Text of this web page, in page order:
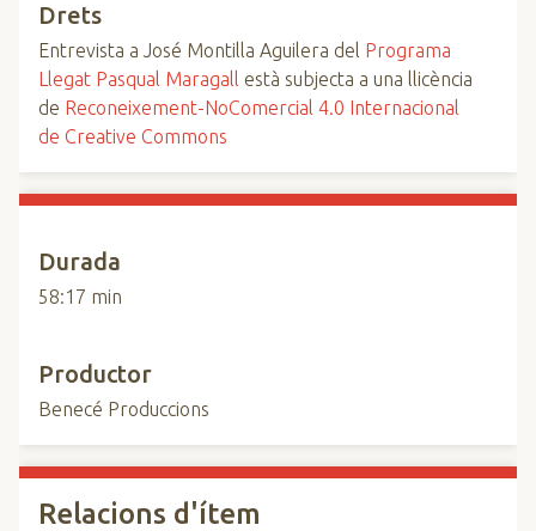
Drets
Entrevista a José Montilla Aguilera del Programa
Llegat Pasqual Maragall està subjecta a una llicència
de Reconeixement-NoComercial 4.0 Internacional
de Creative Commons
Durada
58:17 min
Productor
Benecé Produccions
Relacions d'ítem